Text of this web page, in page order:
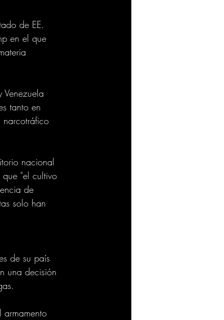
de EE.
en el que
tanto en
nacional
"el cultivo
de
solo han
de su país
una decisión